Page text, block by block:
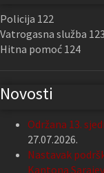
Policija 122
Vatrogasna služba 123
Hitna pomoć 124
Novosti
Održana 13.
27.07.2026.
Nastavak
Kantona